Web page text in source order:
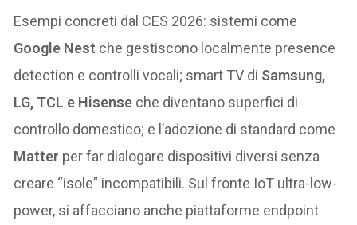
Esempi concreti dal CES 2026: sistemi come
Google Nest che gestiscono localmente presence
detection e controlli vocali; smart TV di Samsung,
LG, TCL e Hisense che diventano superfici di
controllo domestico; e l’adozione di standard come
Matter per far dialogare dispositivi diversi senza
creare “isole” incompatibili. Sul fronte IoT ultra-low-
power, si affacciano anche piattaforme endpoint